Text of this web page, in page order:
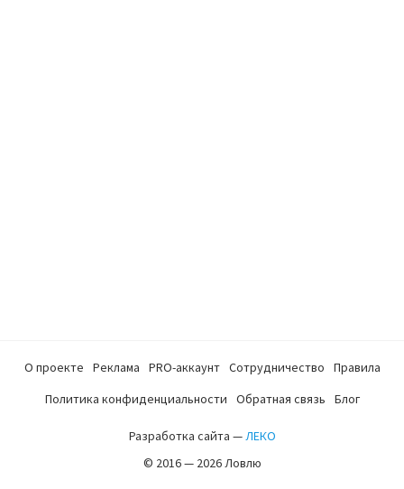
О проекте Реклама PRO-аккаунт Сотрудничество
Правила
Политика конфиденциальности
Обратная связь Блог
Разработка сайта —ЛЕКО
© 2016 — 2026 Ловлю